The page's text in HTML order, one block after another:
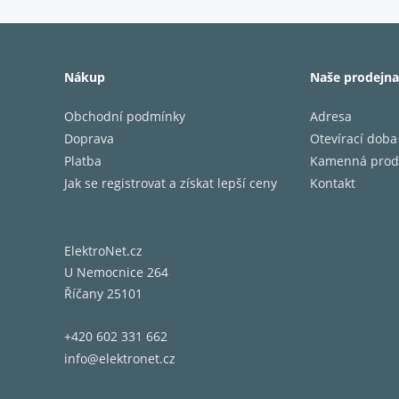
•
•
•
•
zářič
• Šířka
• 300 x
jeho
O
Nákup
Obchodní podmínky
Doprava
Platba
Jak se registrovat a získat lepší ceny
Naše prodejna
Adresa
Otevírací doba
Kamenná
Kontakt
ElektroNet.cz
U Nemocnice 264
Říčany 25101
+420 602 331 662
info@elektronet.cz